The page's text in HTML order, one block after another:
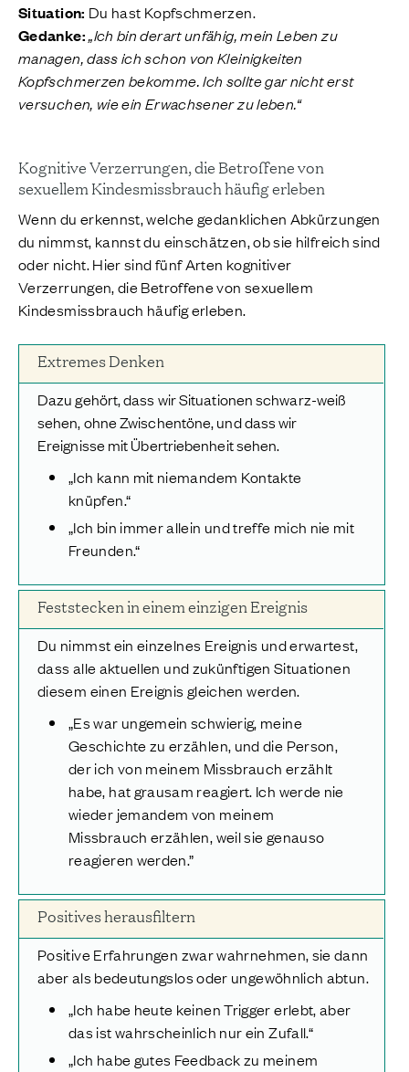
Situation: Du hast Kopfschmerzen.
Gedanke:„Ich bin derart unfähig, mein Leben zu
managen, dass ich schon von Kleinigkeiten
Kopfschmerzen bekomme. Ich sollte gar nicht erst
versuchen, wie ein Erwachsener zu leben.“
Kognitive Verzerrungen, die Betroffene von
sexuellem Kindesmissbrauch häufig erleben
Wenn du erkennst, welche gedanklichen Abkürzungen
du nimmst, kannst du einschätzen, ob sie hilfreich sind
oder nicht. Hier sind fünf Arten kognitiver
Verzerrungen, die Betroffene von sexuellem
Kindesmissbrauch häufig erleben.
Extremes Denken
Dazu gehört, dass wir Situationen schwarz-weiß
sehen, ohne Zwischentöne, und dass wir
Ereignisse mit Übertriebenheit sehen.
„Ich kann mit niemandem Kontakte
knüpfen.“
„Ich bin immer allein und treffe mich nie mit
Freunden.“
Feststecken in einem einzigen Ereignis
Du nimmst ein einzelnes Ereignis und erwartest,
dass alle aktuellen und zukünftigen Situationen
diesem einen Ereignis gleichen werden.
„Es war ungemein schwierig, meine
Geschichte zu erzählen, und die Person,
der ich von meinem Missbrauch erzählt
habe, hat grausam reagiert. Ich werde nie
wieder jemandem von meinem
Missbrauch erzählen, weil sie genauso
reagieren werden.”
Positives herausfiltern
Positive Erfahrungen zwar wahrnehmen, sie dann
aber als bedeutungslos oder ungewöhnlich abtun.
„Ich habe heute keinen Trigger erlebt, aber
das ist wahrscheinlich nur ein Zufall.“
„Ich habe gutes Feedback zu meinem